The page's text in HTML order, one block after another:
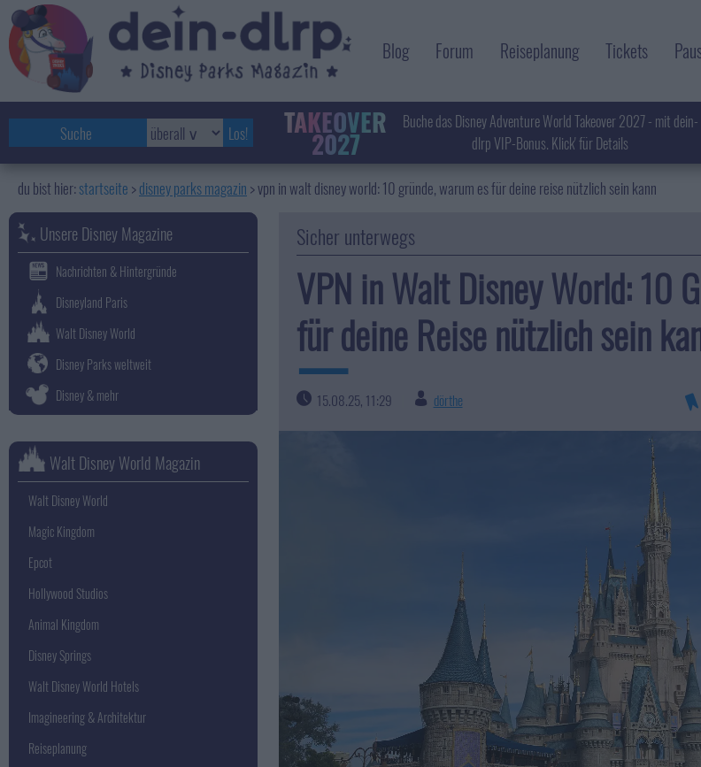
Blog Forum Reiseplanung Tickets
TAKEOVER
2027
Buche das Disney Adventure World Takeover 2027 - mit dein-
dlrp VIP-Bonus. Klick' für Details
startseite disney parks magazin >vpn in walt disney world: 10 gründe, warum es für deine reise nützlich sein kann
Sicher unterwegs
VPN in Walt Disney World: 10
für deine Reise nützlich sein
15.08.25, 11:29 dörthe
Unsere Disney Magazine
Nachrichten & Hintergründe
Disneyland Paris
Walt Disney World
Disney Parks weltweit
Disney & mehr
Walt Disney World Magazin
Walt Disney World
Magic Kingdom
Epcot
Hollywood Studios
Animal Kingdom
Disney Springs
Walt Disney World Hotels
Imagineering & Architektur
Reiseplanung